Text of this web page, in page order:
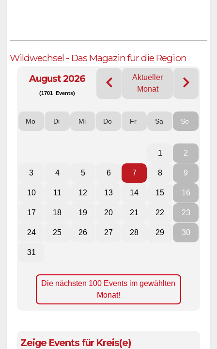
Wildwechsel - Das Magazin für die Region
August 2026
(1701 Events)
Aktueller
Monat
Mo Di Mi Do Fr Sa So
1 2
3 4 5 6 7 8 9
10 11 12 13 14 15 16
17 18 19 20 21 22 23
24 25 26 27 28 29 30
31
Die nächsten 100 Events im gewählten
Monat!
Zeige Events für Kreis(e)